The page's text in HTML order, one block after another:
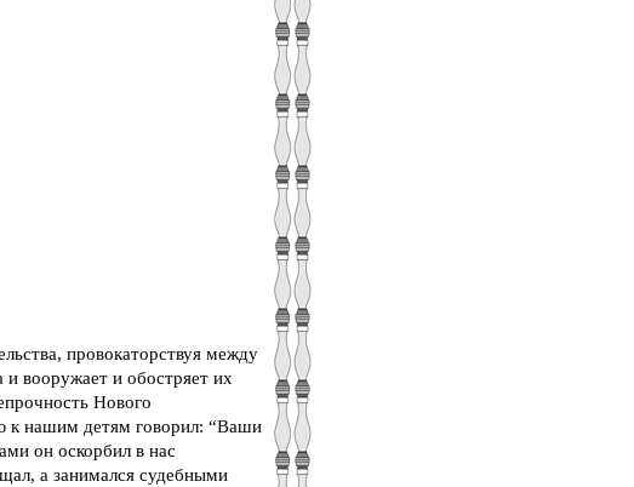
провокаторствуя между
вооружает и обостряет их
Нового
к нашим детям говорил: “Ваши
он оскорбил в нас
а занимался судебными